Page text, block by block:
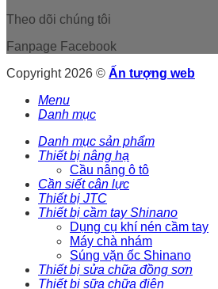
Theo dõi chúng tôi
Fanpage Facebook
Copyright 2026 © Ấn tượng web
Menu
Danh mục
Danh mục sản phẩm
Thiết bị nâng hạ
Cầu nâng ô tô
Cần siết cân lực
Thiết bị JTC
Thiết bị cầm tay Shinano
Dụng cụ khí nén cầm tay
Máy chà nhám
Súng vặn ốc Shinano
Thiết bị sửa chữa đồng sơn
Thiết bị sữa chữa điện